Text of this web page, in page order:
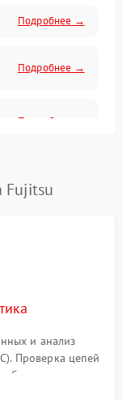
Подробнее →
Подробнее →
Подробнее →
Fujitsu
и анализ
Проверка цепей
без вскрытия
сбоя.